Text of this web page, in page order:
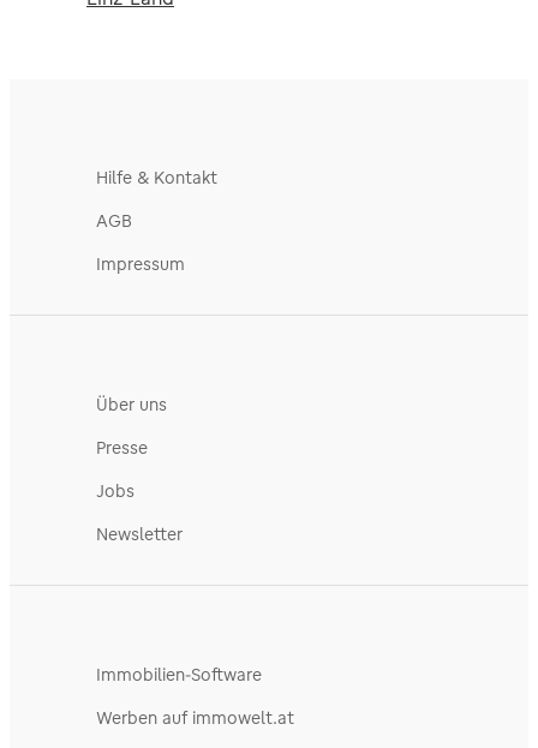
Hilfe & Kontakt
AGB
Impressum
Über uns
Presse
Jobs
Newsletter
Immobilien-Software
Werben auf immowelt.at